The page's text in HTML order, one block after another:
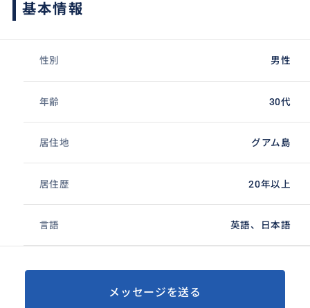
基本情報
性別 男性
年齢 30代
居住地 グアム島
居住歴 20年以上
言語 英語、日本語
メッセージを送る